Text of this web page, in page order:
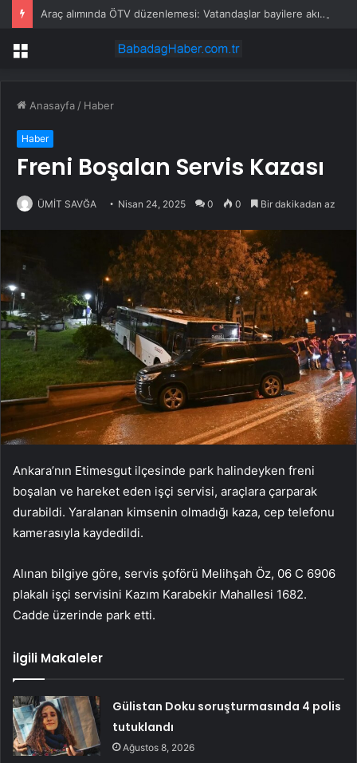
Araç alımında ÖTV düzenlemesi: Vatandaşlar bayilere akın etti
Menü
Anasayfa / Haber
Haber
Freni Boşalan Servis Kazası
ÜMİT SAVĞA Nisan 24, 2025 0 0 Bir dakikadan az
Ankara’nın Etimesgut ilçesinde park halindeyken freni
boşalan ve hareket eden işçi servisi, araçlara çarparak
durabildi. Yaralanan kimsenin olmadığı kaza, cep telefonu
kamerasıyla kaydedildi.
Alınan bilgiye göre, servis şoförü Melihşah Öz, 06 C 6906
plakalı işçi servisini Kazım Karabekir Mahallesi 1682.
Cadde üzerinde park etti.
İlgili Makaleler
Gülistan Doku soruşturmasında 4 polis
tutuklandı
Ağustos 8, 2026